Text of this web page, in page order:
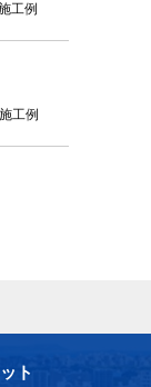
工例
工例
ト